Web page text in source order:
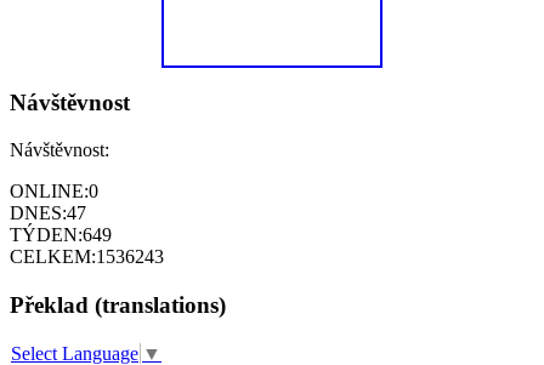
Návštěvnost
Návštěvnost:
ONLINE:0
DNES:47
TÝDEN:649
CELKEM:1536243
Překlad (translations)
Select Language ▼